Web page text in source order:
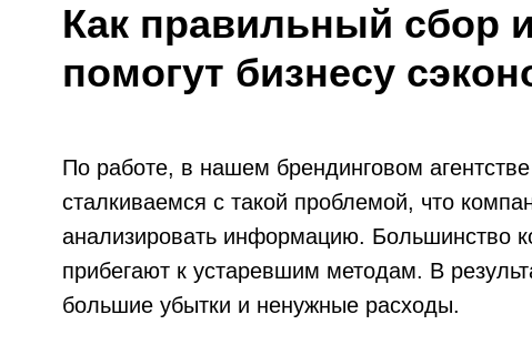
Как правильный сбор
помогут бизнесу
По работе, в нашем брендинговом
сталкиваемся с такой проблемой, что
анализировать информацию. Большинство
прибегают к устаревшим методам. В
большие убытки и ненужные расходы.